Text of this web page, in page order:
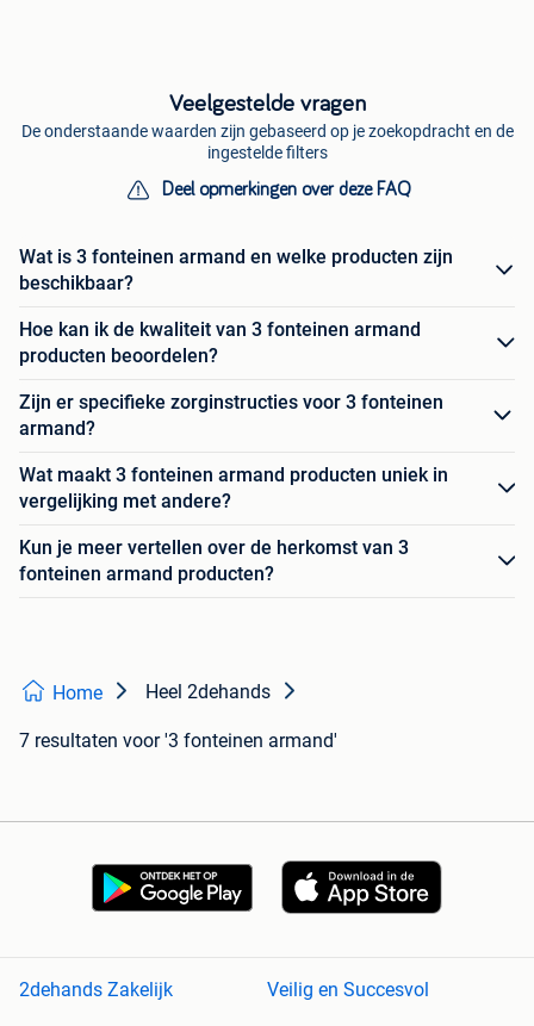
Veelgestelde vragen
De onderstaande waarden zijn gebaseerd op je zoekopdracht en de
ingestelde filters
Deel opmerkingen over deze FAQ
Wat is 3 fonteinen armand en welke producten zijn
beschikbaar?
Hoe kan ik de kwaliteit van 3 fonteinen armand
producten beoordelen?
Zijn er specifieke zorginstructies voor 3 fonteinen
armand?
Wat maakt 3 fonteinen armand producten uniek in
vergelijking met andere?
Kun je meer vertellen over de herkomst van 3
fonteinen armand producten?
Home Heel 2dehands
7 resultaten voor '3 fonteinen armand'
2dehands Zakelijk
Veilig en Succesvol